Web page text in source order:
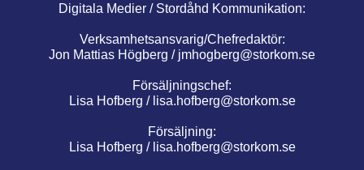
Digitala Medier / Stordåhd Kommunikation:
Verksamhetsansvarig/Chefredaktör:
Jon Mattias Högberg / jmhogberg@storkom.se
Försäljningschef:
Lisa Hofberg / lisa.hofberg@storkom.se
Försäljning:
Lisa Hofberg / lisa.hofberg@storkom.se